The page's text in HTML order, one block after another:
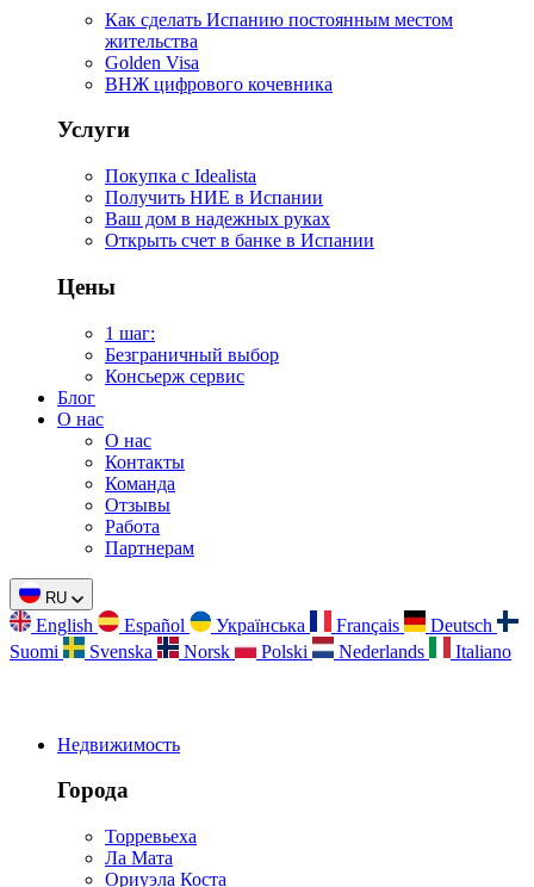
Как сделать Испанию постоянным местом
жительства
Golden Visa
ВНЖ цифрового кочевника
Услуги
Покупка с Idealista
Получить НИЕ в Испании
Ваш дом в надежных руках
Открыть счет в банке в Испании
Цены
1 шаг:
Безграничный выбор
Консьерж сервис
Блог
О нас
О нас
Контакты
Команда
Отзывы
Работа
Партнерам
RU
English Español Українська Français
Deutsch
Suomi
Svenska Norsk Polski Nederlands Italiano
Недвижимость
Города
Торревьеха
Ла Мата
Ориуэла Коста